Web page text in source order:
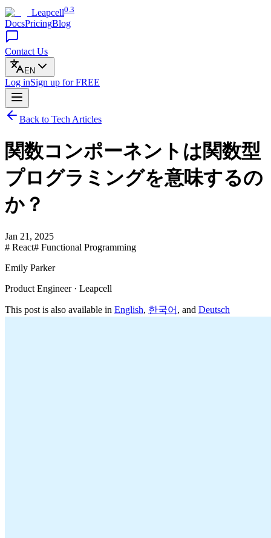
Leapcell0.3
DocsPricingBlog
Contact Us
EN
Log inSign up for FREE
Back to Tech Articles
関数コンポーネントは関数型
プログラミングを意味するの
か？
Jan 21, 2025
# React# Functional Programming
Emily Parker
Product Engineer · Leapcell
This post is also available in English, 한국어 , and Deutsch